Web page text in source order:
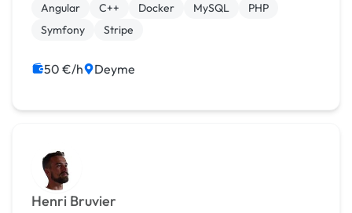
Angular C++ Docker MySQL
PHP
Symfony
Stripe
50 €/h Deyme
Henri Bruvier